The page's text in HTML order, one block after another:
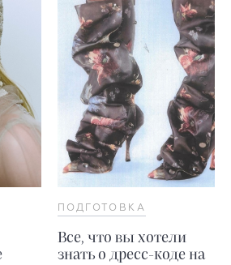
ПОДГОТОВКА
Все, что вы хотели
знать о дресс-коде на